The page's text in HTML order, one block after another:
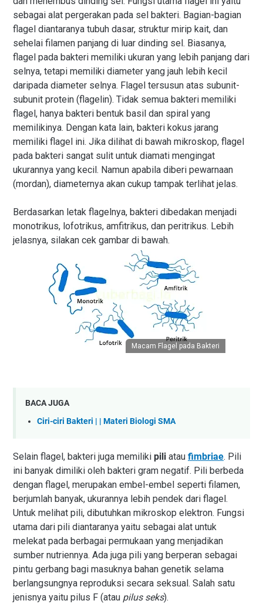
sebagai alat pergerakan pada sel bakteri. Bagian-bagian
flagel diantaranya tubuh dasar, struktur mirip kait, dan
sehelai filamen panjang di luar dinding sel. Biasanya,
flagel pada bakteri memiliki ukuran yang lebih panjang dari
selnya, tetapi memiliki diameter yang jauh lebih kecil
daripada diameter selnya. Flagel tersusun atas subunit-
subunit protein (flagelin). Tidak semua bakteri memiliki
flagel, hanya bakteri bentuk basil dan spiral yang
memilikinya. Dengan kata lain, bakteri kokus jarang
memiliki flagel ini. Jika dilihat di bawah mikroskop, flagel
pada bakteri sangat sulit untuk diamati mengingat
ukurannya yang kecil. Namun apabila diberi pewarnaan
(mordan), diameternya akan cukup tampak terlihat jelas.
Berdasarkan letak flagelnya, bakteri dibedakan menjadi
monotrikus, lofotrikus, amfitrikus, dan peritrikus. Lebih
jelasnya, silakan cek gambar di bawah.
Macam Flagel pada Bakteri
BACA JUGA
Ciri-ciri Bakteri | | Materi Biologi SMA
Selain flagel, bakteri juga memiliki pili atau fimbriae. Pili
ini banyak dimiliki oleh bakteri gram negatif. Pili berbeda
dengan flagel, merupakan embel-embel seperti filamen,
berjumlah banyak, ukurannya lebih pendek dari flagel.
Untuk melihat pili, dibutuhkan mikroskop elektron. Fungsi
utama dari pili diantaranya yaitu sebagai alat untuk
melekat pada berbagai permukaan yang menjadikan
sumber nutriennya. Ada juga pili yang berperan sebagai
pintu gerbang bagi masuknya bahan genetik selama
berlangsungnya reproduksi secara seksual. Salah satu
jenisnya yaitu pilus F (atau pilus seks).